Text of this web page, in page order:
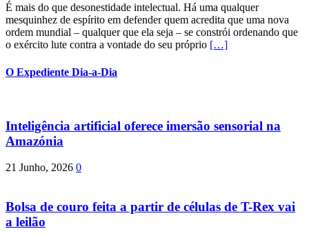
É mais do que desonestidade intelectual. Há uma qualquer
mesquinhez de espírito em defender quem acredita que uma nova
ordem mundial – qualquer que ela seja – se constrói ordenando que
o exército lute contra a vontade do seu próprio […]
O Expediente Dia-a-Dia
Inteligência artificial oferece imersão sensorial na
Amazónia
21 Junho, 2026 0
Bolsa de couro feita a partir de células de T-Rex vai
a leilão